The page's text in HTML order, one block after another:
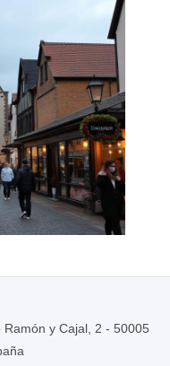
Ramón y Cajal, 2 - 50005